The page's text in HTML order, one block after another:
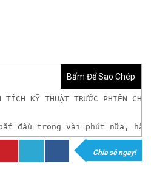
Bấm Để Sao Chép
KỸ THUẬT TRƯỚC PHIÊN
đầu trong vài phút nữa,
chungkhoanforex.com/03-
Chia sẻ ngay!